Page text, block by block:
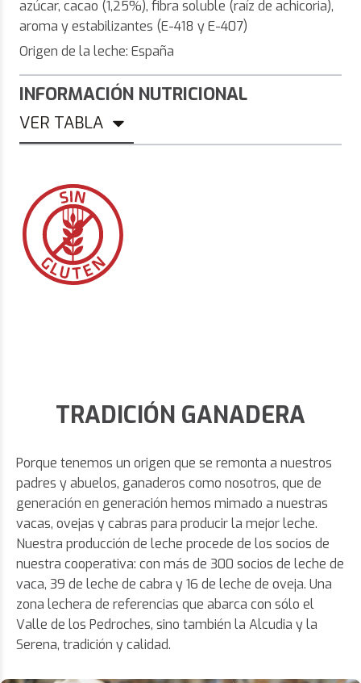
azúcar, cacao (1,25%), fibra soluble (raíz de achicoria),
aroma y estabilizantes (E-418 y E-407)
Origen de la leche: España
INFORMACIÓN NUTRICIONAL
VER TABLA
TRADICIÓN GANADERA
Porque tenemos un origen que se remonta a nuestros
padres y abuelos, ganaderos como nosotros, que de
generación en generación hemos mimado a nuestras
vacas, ovejas y cabras para producir la mejor leche.
Nuestra producción de leche procede de los socios de
nuestra cooperativa: con más de 300 socios de leche de
vaca, 39 de leche de cabra y 16 de leche de oveja. Una
zona lechera de referencias que abarca con sólo el
Valle de los Pedroches, sino también la Alcudia y la
Serena, tradición y calidad.